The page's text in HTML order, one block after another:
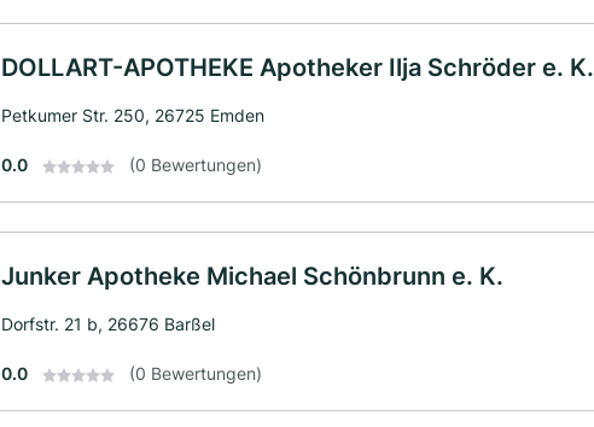
DOLLART-APOTHEKE Apotheker Ilja Schröder e. K.
Petkumer Str. 250, 26725 Emden
0.0 (0 Bewertungen)
Junker Apotheke Michael Schönbrunn e. K.
Dorfstr. 21 b, 26676 Barßel
0.0 (0 Bewertungen)